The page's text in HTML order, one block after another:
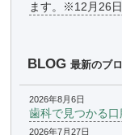
ます。※12月26
BLOG 最新のブ
2026年8月6日
歯科で見つかる
2026年7月27日